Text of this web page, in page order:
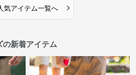
気アイテム一覧へ ›
の新着アイテム